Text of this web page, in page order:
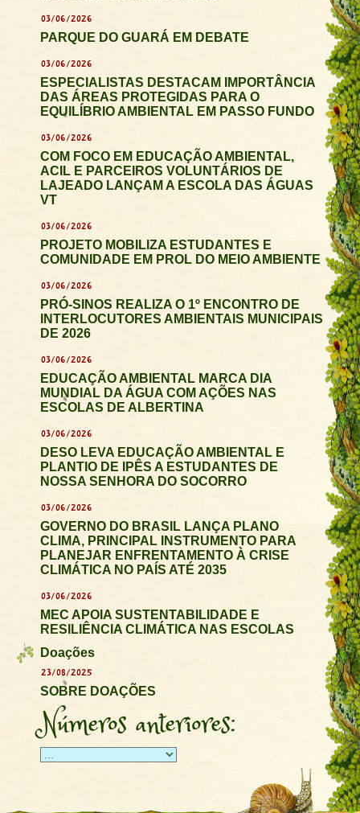
03/06/2026
PARQUE DO GUARÁ EM DEBATE
03/06/2026
ESPECIALISTAS DESTACAM IMPORTÂNCIA
DAS ÁREAS PROTEGIDAS PARA O
EQUILÍBRIO AMBIENTAL EM PASSO FUNDO
03/06/2026
COM FOCO EM EDUCAÇÃO AMBIENTAL,
ACIL E PARCEIROS VOLUNTÁRIOS DE
LAJEADO LANÇAM A ESCOLA DAS ÁGUAS
VT
03/06/2026
PROJETO MOBILIZA ESTUDANTES E
COMUNIDADE EM PROL DO MEIO AMBIENTE
03/06/2026
PRÓ-SINOS REALIZA O 1º ENCONTRO DE
INTERLOCUTORES AMBIENTAIS MUNICIPAIS
DE 2026
03/06/2026
EDUCAÇÃO AMBIENTAL MARCA DIA
MUNDIAL DA ÁGUA COM AÇÕES NAS
ESCOLAS DE ALBERTINA
03/06/2026
DESO LEVA EDUCAÇÃO AMBIENTAL E
PLANTIO DE IPÊS A ESTUDANTES DE
NOSSA SENHORA DO SOCORRO
03/06/2026
GOVERNO DO BRASIL LANÇA PLANO
CLIMA, PRINCIPAL INSTRUMENTO PARA
PLANEJAR ENFRENTAMENTO À CRISE
CLIMÁTICA NO PAÍS ATÉ 2035
03/06/2026
MEC APOIA SUSTENTABILIDADE E
RESILIÊNCIA CLIMÁTICA NAS ESCOLAS
Doações
23/08/2025
SOBRE DOAÇÕES
Números anteriores: